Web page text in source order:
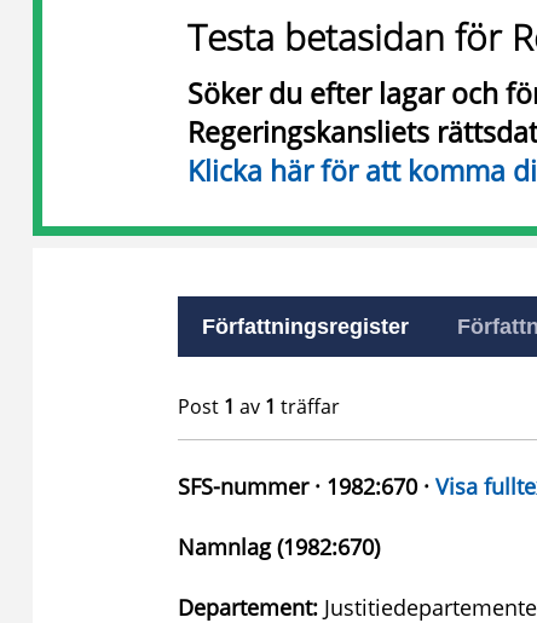
Testa betasidan för
Söker du efter lagar och
Regeringskansliets
Klicka här för att komma
Författningsregister
Post 1 av 1 träffar
SFS-nummer · 1982:670 · Visa
Namnlag (1982:670)
Departement: